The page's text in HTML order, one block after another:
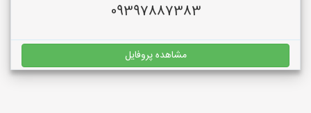
09397887383
مشاهده پروفایل